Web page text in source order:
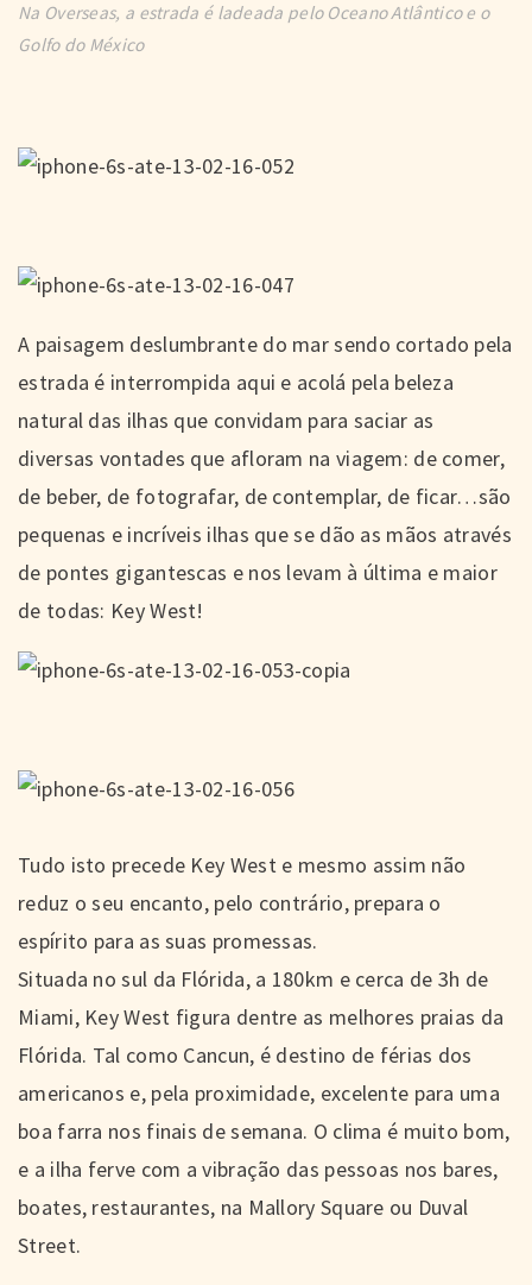
Na Overseas, a estrada é ladeada pelo Oceano Atlântico e o
Golfo do México
A paisagem deslumbrante do mar sendo cortado pela
estrada é interrompida aqui e acolá pela beleza
natural das ilhas que convidam para saciar as
diversas vontades que afloram na viagem: de comer,
de beber, de fotografar, de contemplar, de ficar…são
pequenas e incríveis ilhas que se dão as mãos através
de pontes gigantescas e nos levam à última e maior
de todas: Key West!
Tudo isto precede Key West e mesmo assim não
reduz o seu encanto, pelo contrário, prepara o
espírito para as suas promessas.
Situada no sul da Flórida, a 180km e cerca de 3h de
Miami, Key West figura dentre as melhores praias da
Flórida. Tal como Cancun, é destino de férias dos
americanos e, pela proximidade, excelente para uma
boa farra nos finais de semana. O clima é muito bom,
e a ilha ferve com a vibração das pessoas nos bares,
boates, restaurantes, na Mallory Square ou Duval
Street.